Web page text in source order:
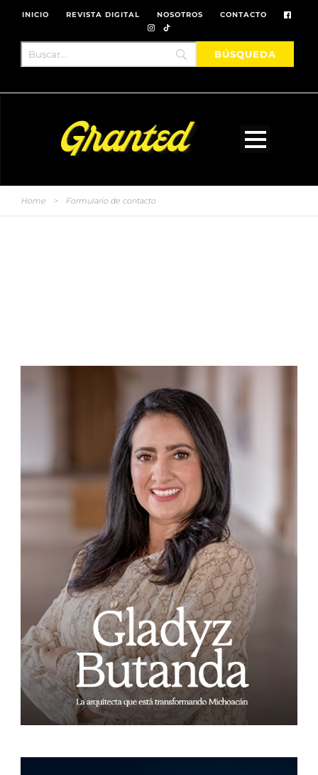
INICIO REVISTA DIGITAL NOSOTROS CONTACTO
Home > Formulario de contacto